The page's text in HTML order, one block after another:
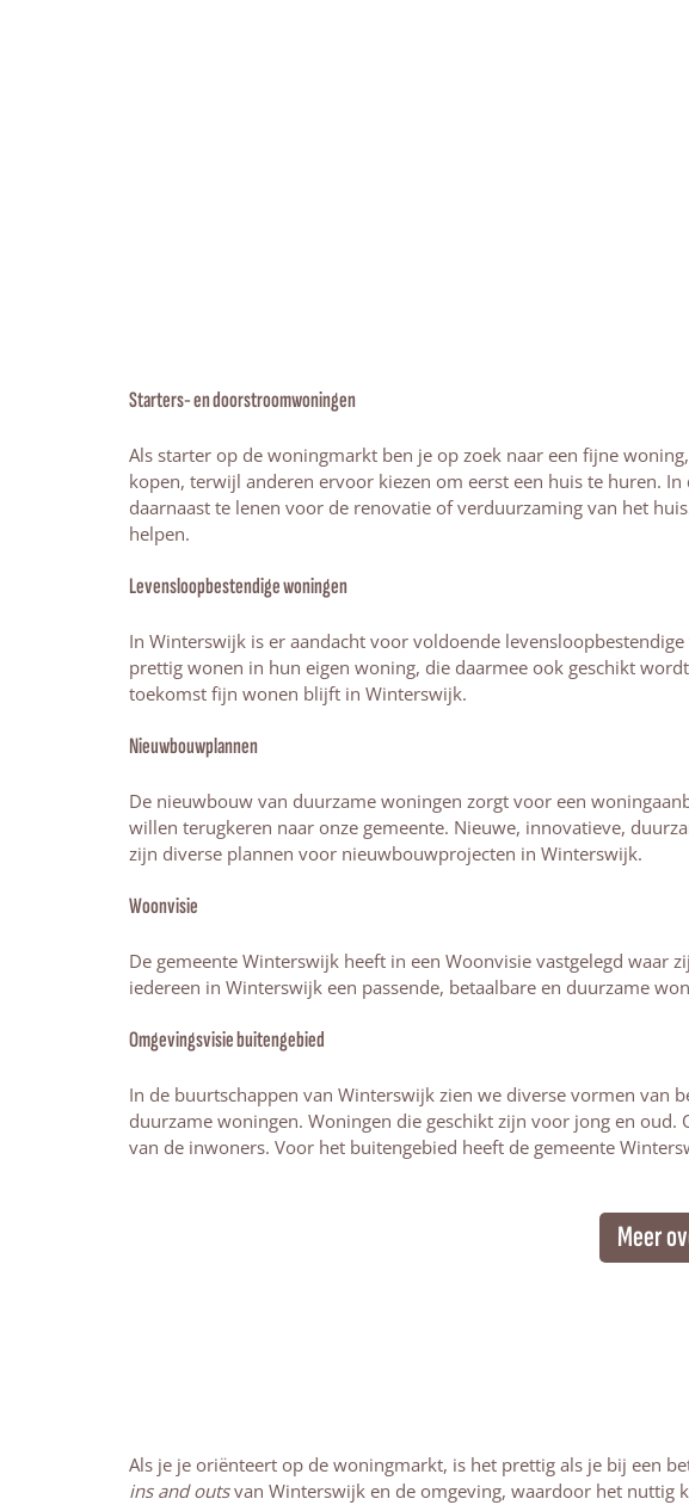
Starters- en doorstroomwoningen
Als starter op de woningmarkt ben je op zoek naar een fijne
kopen, terwijl anderen ervoor kiezen om eerst een huis te huren.
daarnaast te lenen voor de renovatie of verduurzaming van het
helpen.
Levensloopbestendige woningen
In Winterswijk is er aandacht voor voldoende
prettig wonen in hun eigen woning, die daarmee ook geschikt
toekomst fijn wonen blijft in Winterswijk.
Nieuwbouwplannen
De nieuwbouw van duurzame woningen zorgt voor een
willen terugkeren naar onze gemeente. Nieuwe, innovatieve,
zijn diverse plannen voor nieuwbouwprojecten in Winterswijk.
Woonvisie
De gemeente Winterswijk heeft in een Woonvisie vastgelegd waar
iedereen in Winterswijk een passende, betaalbare en duurzame
Omgevingsvisie buitengebied
In de buurtschappen van Winterswijk zien we diverse vormen van
duurzame woningen. Woningen die geschikt zijn voor jong en
van de inwoners. Voor het buitengebied heeft de gemeente
Meer
Als je je oriënteert op de woningmarkt, is het prettig als je bij een
ins and outsvan Winterswijk en de omgeving, waardoor het nuttig